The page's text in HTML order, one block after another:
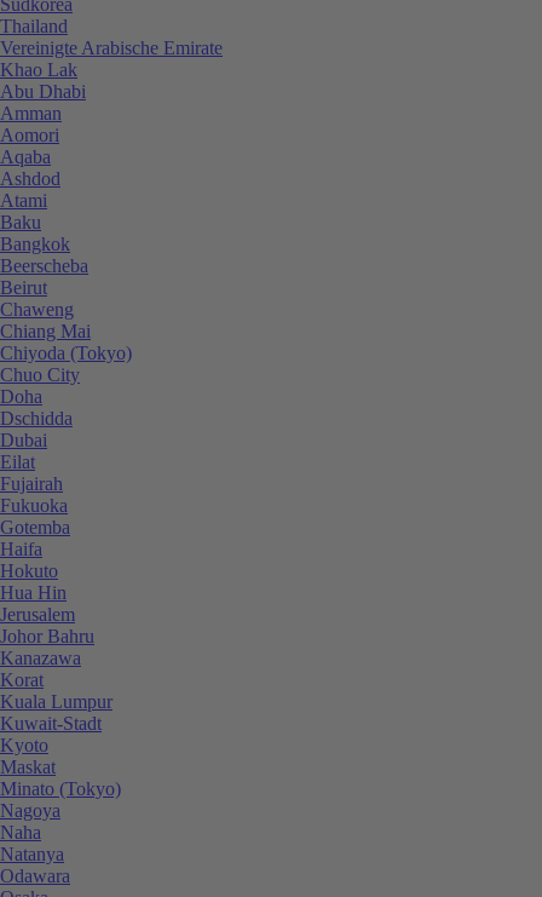
Thailand
Vereinigte Arabische Emirate
Khao Lak
Abu Dhabi
Amman
Aomori
Aqaba
Ashdod
Atami
Baku
Bangkok
Beerscheba
Beirut
Chaweng
Chiang Mai
Chiyoda (Tokyo)
Chuo City
Doha
Dschidda
Dubai
Eilat
Fujairah
Fukuoka
Gotemba
Haifa
Hokuto
Hua Hin
Jerusalem
Johor Bahru
Kanazawa
Korat
Kuala Lumpur
Kuwait-Stadt
Kyoto
Maskat
Minato (Tokyo)
Nagoya
Naha
Natanya
Odawara